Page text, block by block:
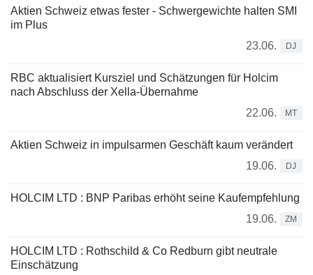
Aktien Schweiz etwas fester - Schwergewichte halten SMI
im Plus
23.06.
DJ
RBC aktualisiert Kursziel und Schätzungen für Holcim
nach Abschluss der Xella-Übernahme
22.06.
MT
Aktien Schweiz in impulsarmen Geschäft kaum verändert
19.06.
DJ
HOLCIM LTD : BNP Paribas erhöht seine Kaufempfehlung
19.06.
ZM
HOLCIM LTD : Rothschild & Co Redburn gibt neutrale
Einschätzung